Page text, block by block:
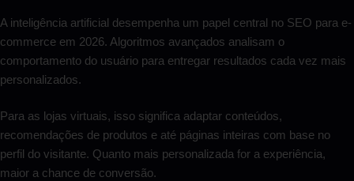
A inteligência artificial desempenha um papel central no SEO para e-
commerce em 2026. Algoritmos avançados analisam o
comportamento do usuário para entregar resultados cada vez mais
personalizados.
Para as lojas virtuais, isso significa adaptar conteúdos,
recomendações de produtos e até páginas inteiras com base no
perfil do visitante. Quanto mais personalizada for a experiência,
maior a chance de conversão.